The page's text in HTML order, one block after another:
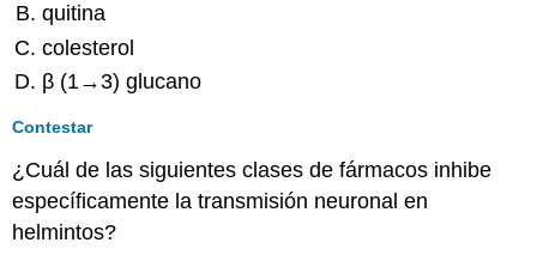
quitina
colesterol
β (1→3) glucano
Contestar
¿Cuál de las siguientes clases de fármacos inhibe
específicamente la transmisión neuronal en
helmintos?